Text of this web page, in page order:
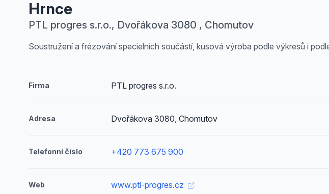
Hrnce
PTL progres s.r.o., Dvořákova 3080 , Chomutov
Soustružení a frézování specielních součástí, kusová výroba podle výkresů i
Firma PTL progres s.r.o.
Adresa Dvořákova 3080, Chomutov
Telefonní číslo +420 773 675 900
Web www.ptl-progres.cz